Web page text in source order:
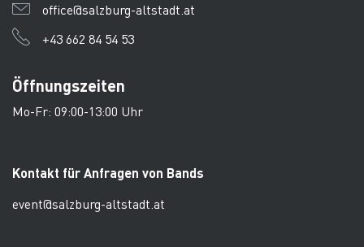
office@salzburg-altstadt.at
+43 662 84 54 53
Öffnungszeiten
Mo-Fr: 09:00-13:00 Uhr
Kontakt für Anfragen von Bands
event@salzburg-altstadt.at